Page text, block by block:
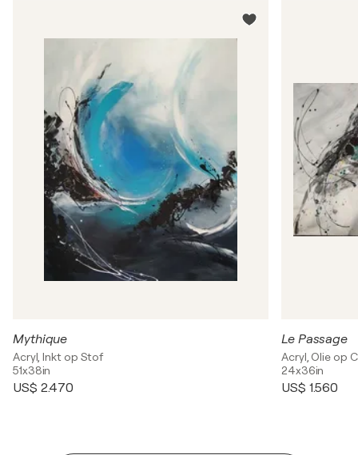
Mythique
Acryl, Inkt op Stof
51x38in
US$ 2.470
Le Passage
Acryl, Olie op
24x36in
US$ 1.560